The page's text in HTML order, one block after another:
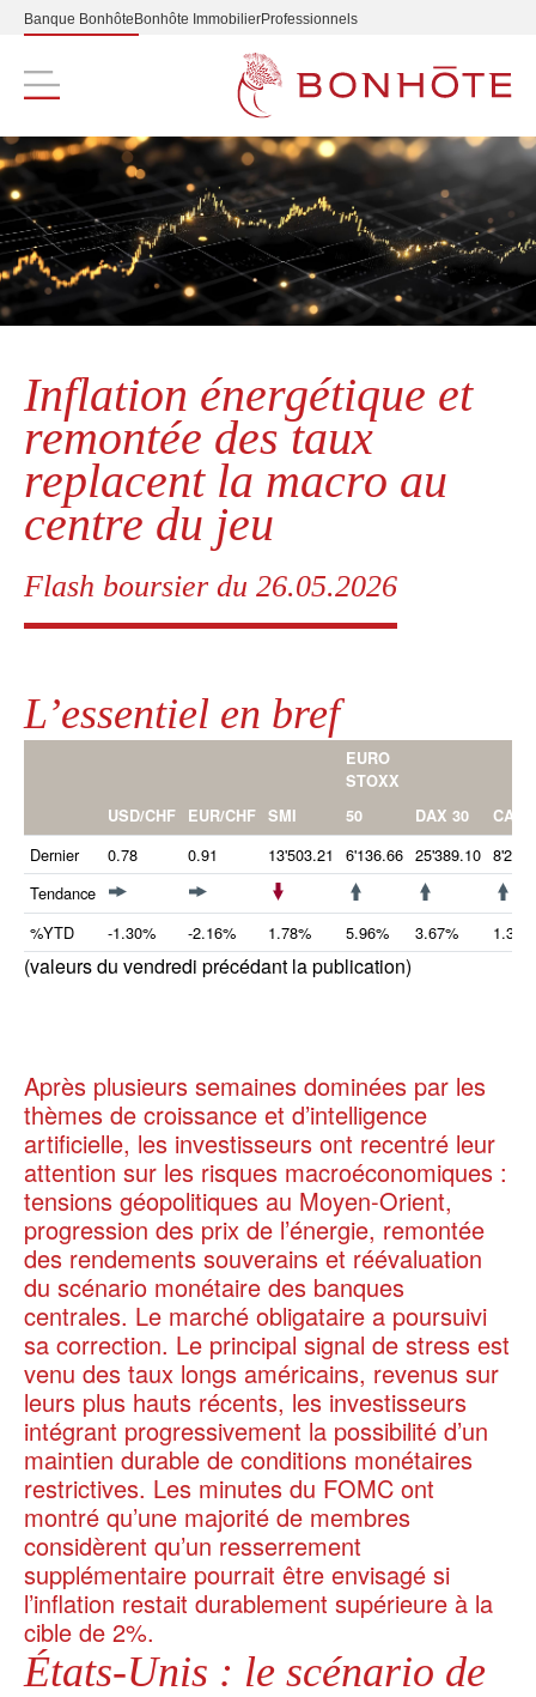
Banque Bonhôte Bonhôte ImmobilierProfessionnels
Navigation principale
Inflation énergétique et
remontée des taux
replacent la macro au
centre du jeu
Flash boursier du 26.05.2026
L’essentiel en bref
USD/CHF EUR/CHF SMI
EURO
STOXX
50
DAX 30 CAC
Dernier 0.78 0.91 13'503.21 6'136.66 25'389.10
Tendance
%YTD
-1.30% -2.16% 1.78% 5.96% 3.67% 1.33%
(valeurs du vendredi précédant la publication)
Après plusieurs semaines dominées par les
thèmes de croissance et d’intelligence
artificielle, les investisseurs ont recentré leur
attention sur les risques macroéconomiques :
tensions géopolitiques au Moyen-Orient,
progression des prix de l’énergie, remontée
des rendements souverains et réévaluation
du scénario monétaire des banques
centrales. Le marché obligataire a poursuivi
sa correction. Le principal signal de stress est
venu des taux longs américains, revenus sur
leurs plus hauts récents, les investisseurs
intégrant progressivement la possibilité d’un
maintien durable de conditions monétaires
restrictives. Les minutes du FOMC ont
montré qu’une majorité de membres
considèrent qu’un resserrement
supplémentaire pourrait être envisagé si
l’inflation restait durablement supérieure à la
cible de 2%.
États-Unis : le scénario de